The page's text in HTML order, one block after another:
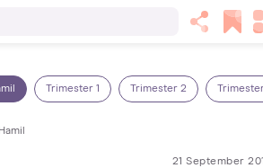
Trimester 1 Trimester 2
21 September